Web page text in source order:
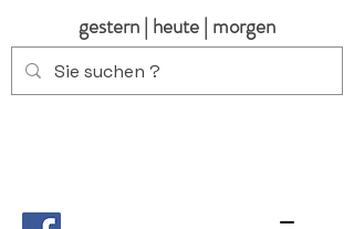
gestern | heute | morgen